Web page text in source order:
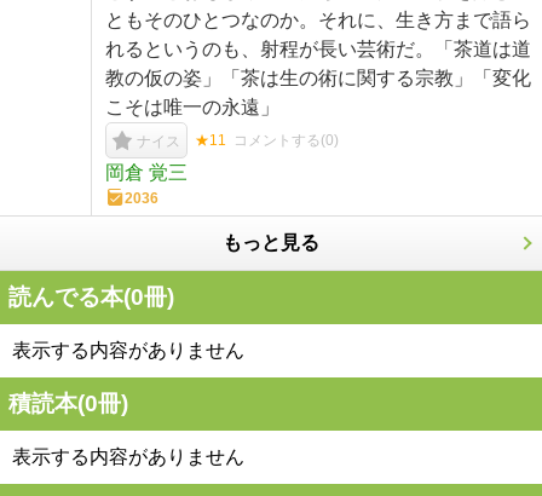
ともそのひとつなのか。それに、生き方まで語ら
れるというのも、射程が長い芸術だ。「茶道は道
教の仮の姿」「茶は生の術に関する宗教」「変化
こそは唯一の永遠」
ナイス ★11 コメントする(0)
岡倉 覚三
2036
もっと見る
読んでる本(0冊)
表示する内容がありません
積読本(0冊)
表示する内容がありません